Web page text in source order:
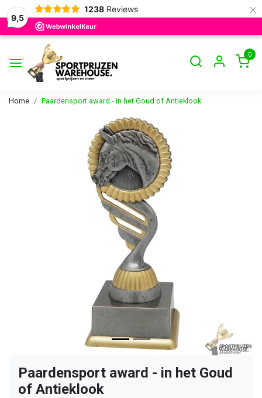
9,5
1238 Reviews ×
0
Home Paardensport award - in het Goud of Antieklook
Paardensport award - in het Goud
of Antieklook